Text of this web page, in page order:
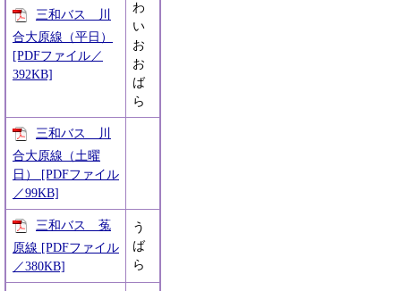
三和バス 川
合大原線（平日）
[PDFファイル／
392KB]
わ
い
お
お
ば
ら
三和バス 川
合大原線（土曜
日） [PDFファイル
／99KB]
三和バス 菟
原線 [PDFファイル
／380KB]
う
ば
ら